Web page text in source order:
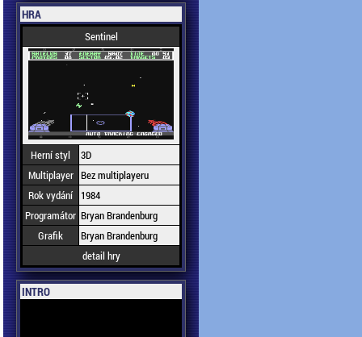
HRA
Sentinel
Herní styl
3D
Multiplayer Bez multiplayeru
Rok vydání
1984
Programátor Bryan Brandenburg
Grafik
Bryan Brandenburg
detail hry
INTRO